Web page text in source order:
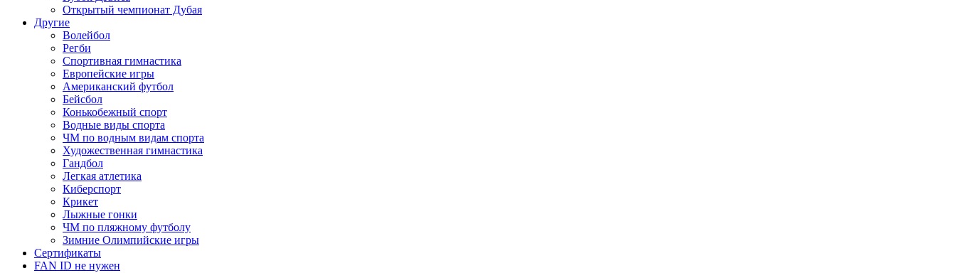
Открытый чемпионат Дубая
Другие
Волейбол
Регби
Спортивная гимнастика
Европейские игры
Американский футбол
Бейсбол
Конькобежный спорт
Водные виды спорта
ЧМ по водным видам спорта
Художественная гимнастика
Гандбол
Легкая атлетика
Киберспорт
Крикет
Лыжные гонки
ЧМ по пляжному футболу
Зимние Олимпийские игры
Сертификаты
FAN ID не нужен